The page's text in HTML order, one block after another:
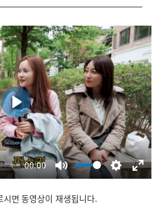
시면 동영상이 재생됩니다.